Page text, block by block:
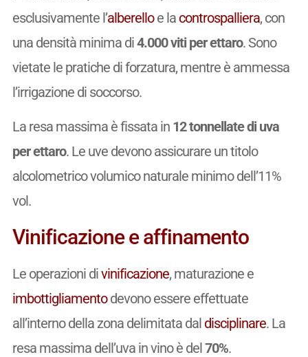
esclusivamente l’alberelloe la controspalliera, con
una densità minima di4.000 viti per ettaro. Sono
vietate le pratiche di forzatura, mentre è ammessa
l’irrigazione di soccorso.
La resa massima è fissata in 12 tonnellate di uva
per ettaro. Le uve devono assicurare un titolo
alcolometrico volumico naturale minimo dell’11%
vol.
Vinificazione e affinamento
Le operazioni divinificazione, maturazione e
imbottigliamentodevono essere effettuate
all’interno della zona delimitata dal disciplinare. La
resa massima dell’uva in vino è del70%.